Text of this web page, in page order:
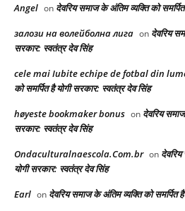
Angel on देवरिय समाज के अंतिम व्यक्ति को
залози на волейболна лига on देवरिय
सरकार: स्वतंत्र देव सिंह
cele mai Iubite echipe de fotbal din
को समर्पित है योगी सरकार: स्वतंत्र देव सिंह
høyeste bookmaker bonus on देवरिय
सरकार: स्वतंत्र देव सिंह
Ondaculturalnaescola.Com.br on
योगी सरकार: स्वतंत्र देव सिंह
Earl on देवरिय समाज के अंतिम व्यक्ति को समर्पित